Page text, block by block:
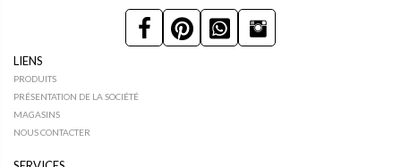
LIENS
PRODUITS
PRÉSENTATION DE LA SOCIÉTÉ
MAGASINS
NOUS CONTACTER